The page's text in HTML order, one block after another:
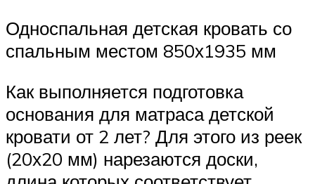
Односпальная детская кровать со
спальным местом 850х1935 мм
Как выполняется подготовка
основания для матраса детской
кровати от 2 лет? Для этого из реек
(20х20 мм) нарезаются доски,